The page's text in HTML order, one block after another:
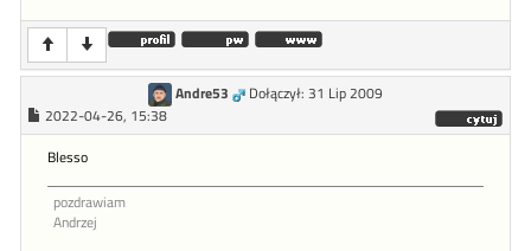
Andre53
Dołączył: 31 Lip 2009
2022-04-26, 15:38
Blesso
pozdrawiam
Andrzej